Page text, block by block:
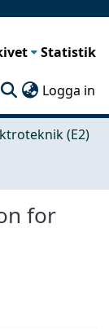
Statistik
Logga in
(E2)
for